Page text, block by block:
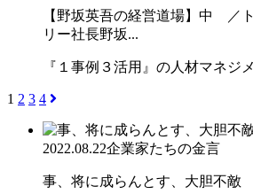
【野坂英吾の経営道場】中 ／
リー社長野坂...
『１事例３活用』の人材マネジ
1 2 3 4
2022.08.22企業家たちの金言
事、将に成らんとす、大胆不敵